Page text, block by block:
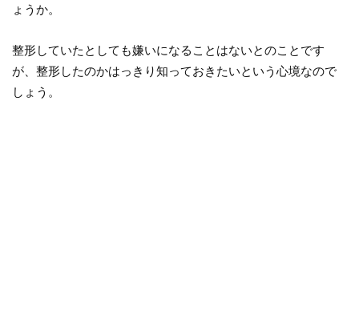
ょうか。
整形していたとしても嫌いになることはないとのことです
が、整形したのかはっきり知っておきたいという心境なので
しょう。